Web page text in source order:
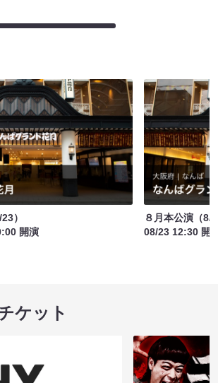
）
開演
８月本公演（8/
08/23 12:30 開
ケット